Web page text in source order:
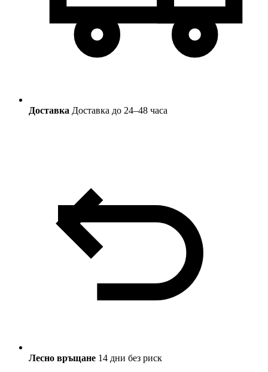
Доставка Доставка до 24–48 часа
Лесно връщане 14 дни без риск